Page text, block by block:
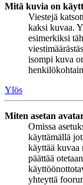
Mitä kuvia on
Viestejä
kaksi kuvaa.
esimerkiksi
isompi kuva
Ylös
Miten asetan
Omissa
käyttämällä
käyttää kuvaa
päättää
yhteyttä